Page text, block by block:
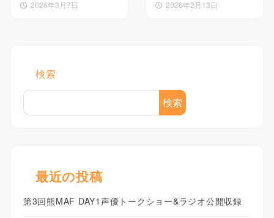
2026年3月7日
2026年2月13日
検索
検索
最近の投稿
第3回熊MAF DAY1声優トークショー&ラジオ公開収録